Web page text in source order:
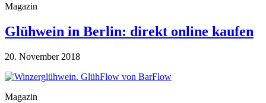
Magazin
Glühwein in Berlin: direkt online kaufen
20. November 2018
Magazin